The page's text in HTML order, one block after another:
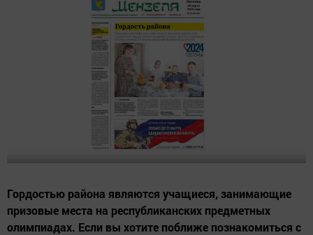
Гордостью района являются учащиеся, занимающие
призовые места на республиканских предметных
олимпиадах. Если вы хотите поближе познакомиться с